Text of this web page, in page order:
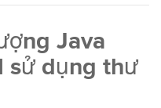
Java
sử dụng thư